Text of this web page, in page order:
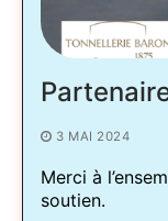
Rechercher
Plaquette
Club house et
3 MAI 2024
Merci à
soutien.